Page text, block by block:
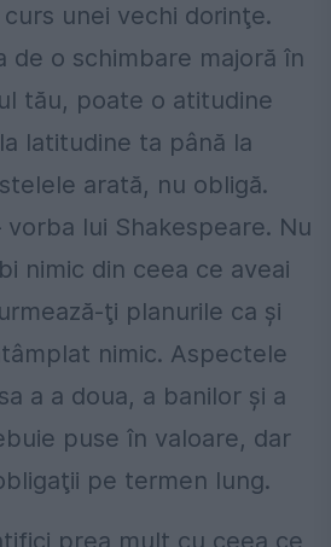
unei vechi dorinţe.
de o schimbare majoră în
tău, poate o atitudine
latitudine ta până la
arată, nu obligă.
vorba lui Shakespeare. Nu
nimic din ceea ce aveai
ţi planurile ca şi
nimic. Aspectele
a a doua, a banilor şi a
puse în valoare, dar
pe termen lung.
prea mult cu ceea ce